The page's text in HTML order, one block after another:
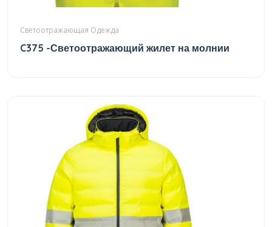
Светоотражающая Одежда
C375 -Светоотражающий жилет на молнии